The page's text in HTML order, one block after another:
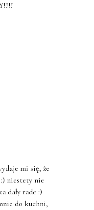
mi się, że
niestety nie
dały rade :)
do kuchni,